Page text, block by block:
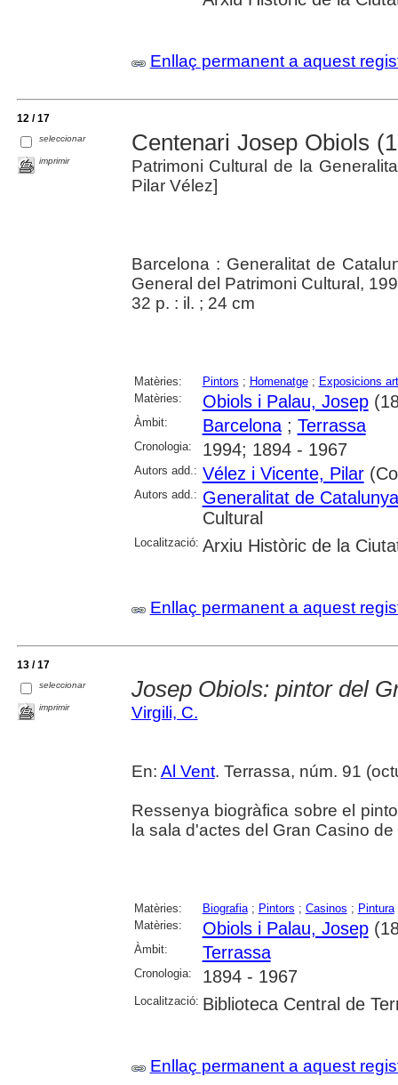
Enllaç permanent a aquest
12 / 17
seleccionar
imprimir
Centenari Josep Obiols
Patrimoni Cultural de la
Pilar Vélez]
Barcelona : Generalitat de
General del Patrimoni Cultural,
32 p. : il. ; 24 cm
Matèries: Pintors ; Homenatge; Exposicions
Matèries:
Obiols i Palau, Josep
Àmbit: Barcelona; Terrassa
Cronologia: 1994; 1894 - 1967
Autors add.: Vélez i Vicente, Pilar
Autors add.: Generalitat de Catalunya
Cultural
Localització: Arxiu Històric de la
Enllaç permanent a aquest
13 / 17
seleccionar
imprimir
Josep Obiols: pintor del
Virgili, C.
En: Al Vent. Terrassa, núm. 91
Ressenya biogràfica sobre el
la sala d'actes del Gran Casino
Matèries: Biografia; Pintors ; Casinos ; Pintura
Matèries:
Obiols i Palau, Josep
Àmbit: Terrassa
Cronologia: 1894 - 1967
Localització: Biblioteca Central de
Enllaç permanent a aquest